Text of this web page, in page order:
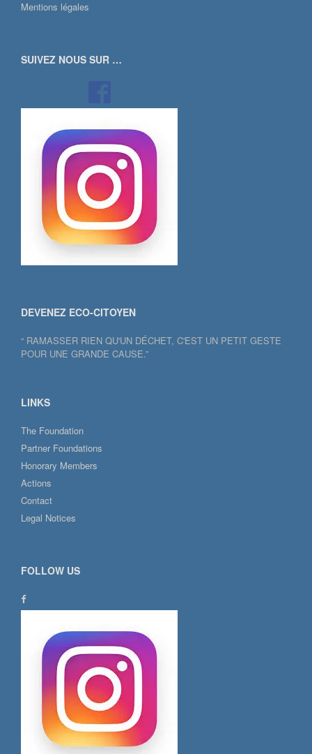
Mentions légales
SUIVEZ NOUS SUR …
DEVENEZ ECO-CITOYEN
“ RAMASSER RIEN QU'UN DÉCHET, C'EST UN PETIT GESTE
POUR UNE GRANDE CAUSE.”
LINKS
The Foundation
Partner Foundations
Honorary Members
Actions
Contact
Legal Notices
FOLLOW US